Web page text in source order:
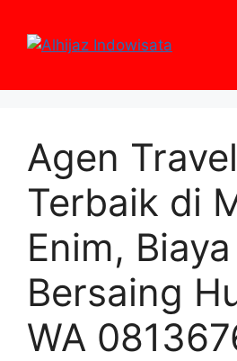
content
Agen
Terbaik di
Enim, Biaya
Bersaing
WA